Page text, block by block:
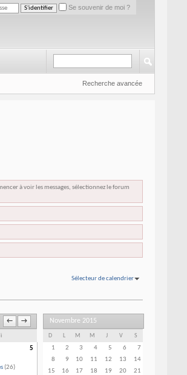
Se souvenir de moi ?
Recherche avancée
à voir les messages, sélectionnez le forum
Sélecteur de calendrier
← →
5
(26)
Novembre 2015
D L M M J V S
1 2 3 4 5 6
7
8
9 10 11 12 13
14
15
16 17 18 19 20
21